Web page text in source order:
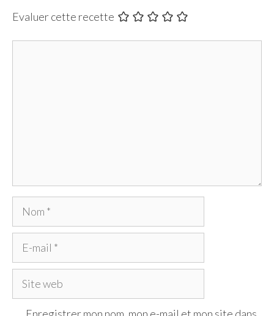
Evaluer cette recette
Nom
Site
Enregistrer mon nom, mon e-mail et mon site dans